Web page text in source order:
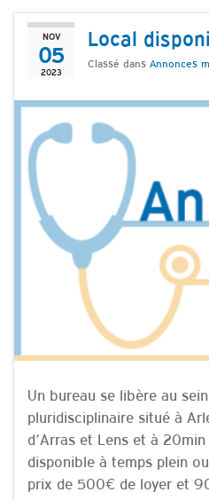
NOV
05
2023
Local
Classé dans Annonces
Un bureau se libère au
pluridisciplinaire situé à
d’Arras et Lens et à
disponible à temps plein
prix de 500€ de loyer et